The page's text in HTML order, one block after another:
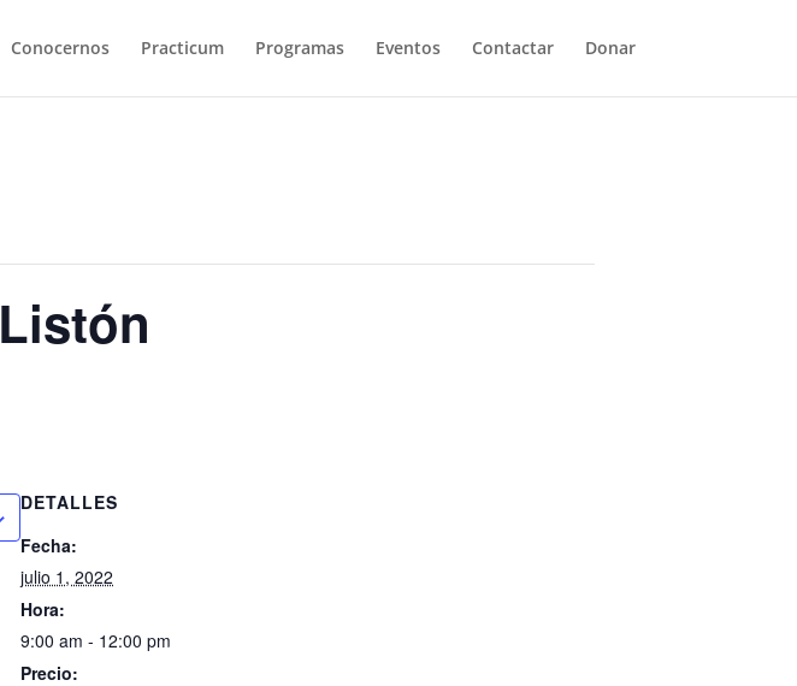
Conocernos Practicum Programas Eventos Contactar Donar
DETALLES
Fecha:
julio 1, 2022
Hora:
9:00 am - 12:00 pm
Precio: